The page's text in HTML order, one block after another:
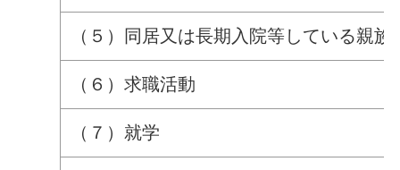
（５）同居又は長期入院等している親
（６）求職活動
（７）就学